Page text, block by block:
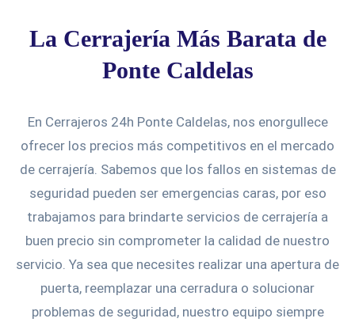
La Cerrajería Más Barata de
Ponte Caldelas
En Cerrajeros 24h Ponte Caldelas, nos enorgullece
ofrecer los precios más competitivos en el mercado
de cerrajería. Sabemos que los fallos en sistemas de
seguridad pueden ser emergencias caras, por eso
trabajamos para brindarte servicios de cerrajería a
buen precio sin comprometer la calidad de nuestro
servicio. Ya sea que necesites realizar una apertura de
puerta, reemplazar una cerradura o solucionar
problemas de seguridad, nuestro equipo siempre